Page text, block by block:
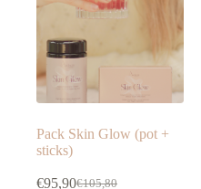
Pack Skin Glow (pot +
sticks)
€105,80
€95,90